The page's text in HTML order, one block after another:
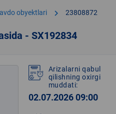
obyektlari chevron_right 23808872
- SX192834
Arizalarni qabul
qilishning oxirgi
muddati:
02.07.2026 09:00